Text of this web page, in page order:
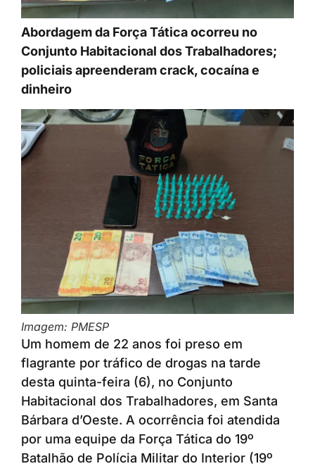
Abordagem da Força Tática ocorreu no
Conjunto Habitacional dos Trabalhadores;
policiais apreenderam crack, cocaína e
dinheiro
Imagem: PMESP
Um homem de 22 anos foi preso em
flagrante por tráfico de drogas na tarde
desta quinta-feira (6), no Conjunto
Habitacional dos Trabalhadores, em Santa
Bárbara d’Oeste. A ocorrência foi atendida
por uma equipe da Força Tática do 19º
Batalhão de Polícia Militar do Interior (19º